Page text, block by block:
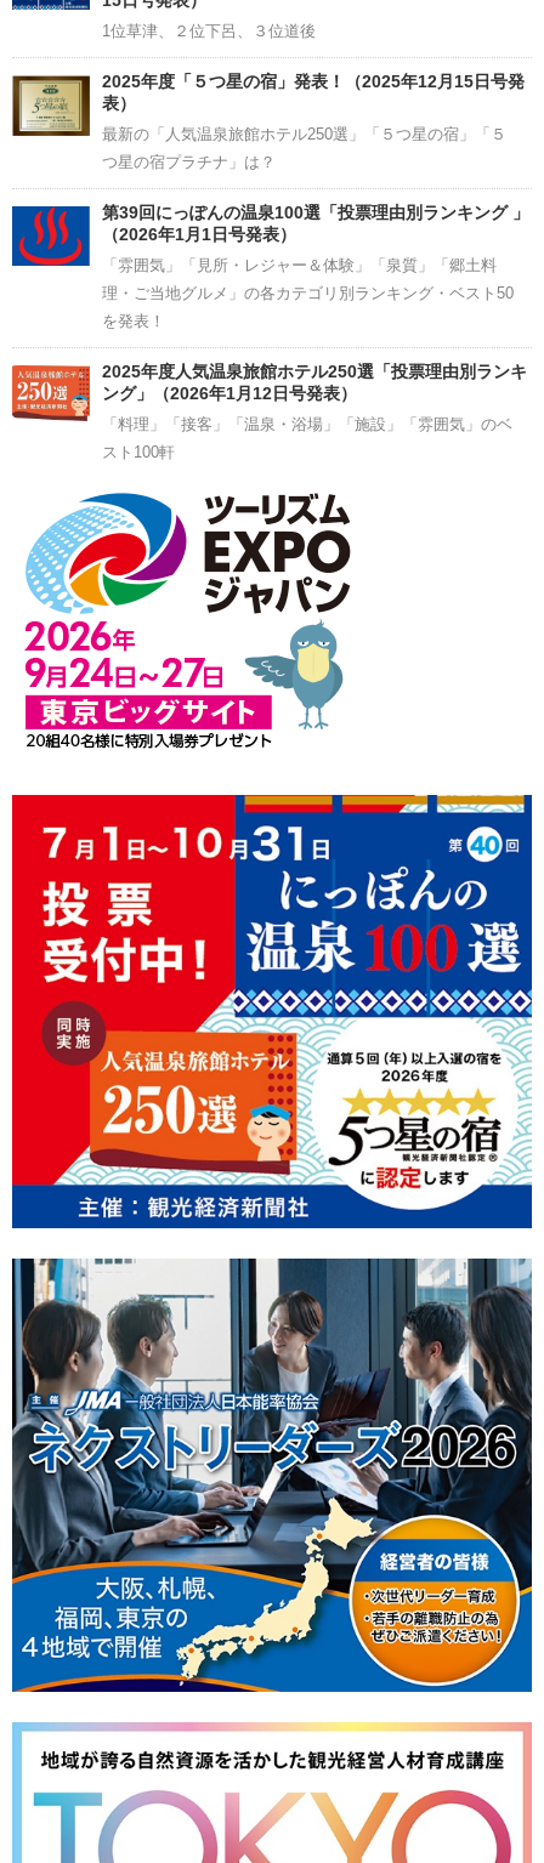
1位草津、２位下呂、３位道後
2025年度「５つ星の宿」発表！（2025年12月15日号発
表）
最新の「人気温泉旅館ホテル250選」「５つ星の宿」「５
つ星の宿プラチナ」は？
第39回にっぽんの温泉100選「投票理由別ランキング 」
（2026年1月1日号発表）
「雰囲気」「見所・レジャー＆体験」「泉質」「郷土料
理・ご当地グルメ」の各カテゴリ別ランキング・ベスト50
を発表！
2025年度人気温泉旅館ホテル250選「投票理由別ランキ
ング」（2026年1月12日号発表）
「料理」「接客」「温泉・浴場」「施設」「雰囲気」のベ
スト100軒